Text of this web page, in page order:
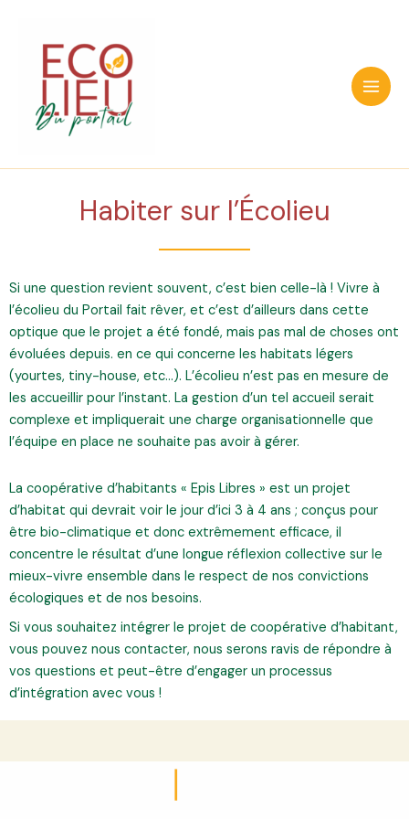
contenu
Main
Habiter sur l’Écolieu
Si une question revient souvent, c’est bien celle-là ! Vivre à
l’écolieu du Portail fait rêver, et c’est d’ailleurs dans cette
optique que le projet a été fondé, mais pas mal de choses ont
évoluées depuis. en ce qui concerne les habitats légers
(yourtes, tiny-house, etc…). L’écolieu n’est pas en mesure de
les accueillir pour l’instant. La gestion d’un tel accueil serait
complexe et impliquerait une charge organisationnelle que
l’équipe en place ne souhaite pas avoir à gérer.
La coopérative d’habitants « Epis Libres » est un projet
d’habitat qui devrait voir le jour d’ici 3 à 4 ans ; conçus pour
être bio-climatique et donc extrêmement efficace, il
concentre le résultat d’une longue réflexion collective sur le
mieux-vivre ensemble dans le respect de nos convictions
écologiques et de nos besoins.
Si vous souhaitez intégrer le projet de coopérative d’habitant,
vous pouvez nous contacter, nous serons ravis de répondre à
vos questions et peut-être d’engager un processus
d’intégration avec vous !